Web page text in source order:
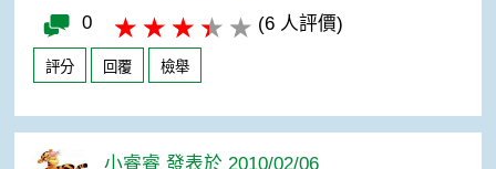
0 (6 人評價)
評分 回覆 檢舉
小睿睿 發表於 2010/02/06